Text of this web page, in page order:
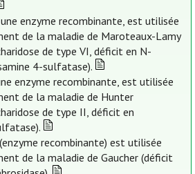
enzyme recombinante, est utilisée
de la maladie de Maroteaux-Lamy
de type VI, déficit en N-
4-sulfatase).
enzyme recombinante, est utilisée
de la maladie de Hunter
de type II, déficit en
recombinante) est utilisée
de la maladie de Gaucher (déficit